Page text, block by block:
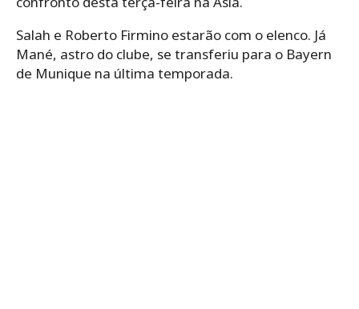
Salah e Roberto Firmino estarão com o elenco. Já
Mané, astro do clube, se transferiu para o Bayern
de Munique na última temporada.